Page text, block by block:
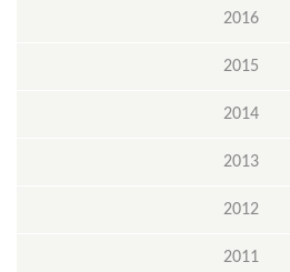
2016
2015
2014
2013
2012
2011